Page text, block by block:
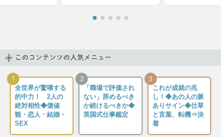
このコンテンツの人気メニュー
1
全世界が驚嘆する
的中力！ 2人の
絶対相性◆価値
観・恋人・結婚・
SEX
2
「職場で評価され
ない」辞めるべき
か続けるべきか◆
英国式仕事鑑定
3
これが成就の兆
し！◆あの人の脈
ありサイン◆仕草
と言葉、転機⇒決
着